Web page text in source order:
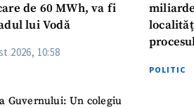
de 60 MWh, va fi
lui Vodă
2026, 10:58
Guvernului: Un colegiu
POLITIC